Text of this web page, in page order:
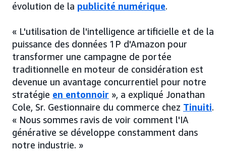
évolution de la publicité numérique.
« L'utilisation de l'intelligence artificielle et de la
puissance des données 1P d'Amazon pour
transformer une campagne de portée
traditionnelle en moteur de considération est
devenue un avantage concurrentiel pour notre
stratégie en entonnoir », a expliqué Jonathan
Cole, Sr. Gestionnaire du commerce chez Tinuiti.
« Nous sommes ravis de voir comment l'IA
générative se développe constamment dans
notre industrie. »